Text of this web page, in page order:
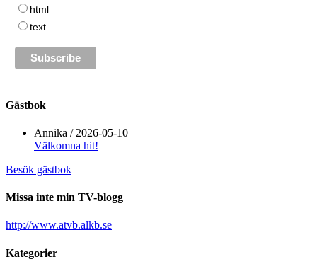
html
text
Gästbok
Annika / 2026-05-10
Välkomna hit!
Besök gästbok
Missa inte min TV-blogg
http://www.atvb.alkb.se
Kategorier